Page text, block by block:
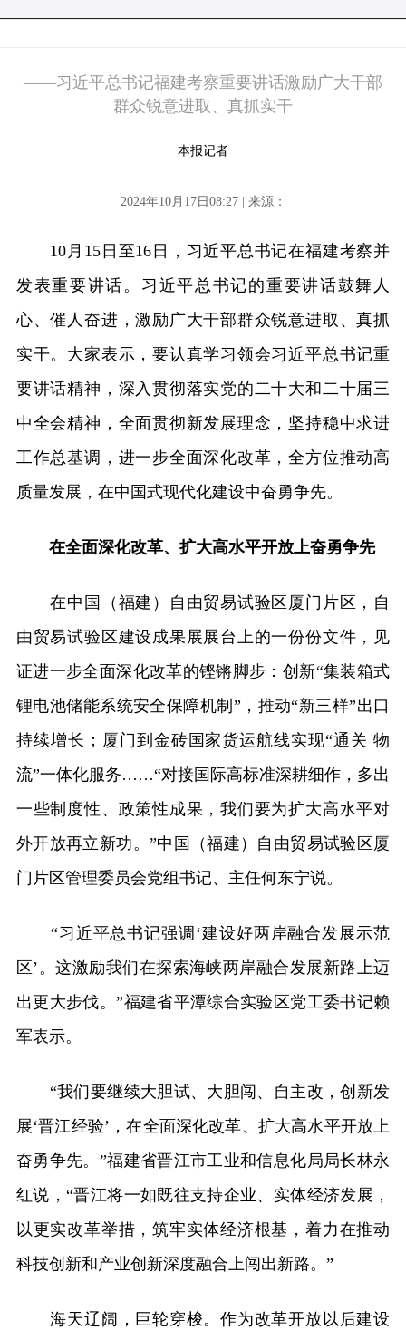
——习近平总书记福建考察重要讲话激励广大干部
群众锐意进取、真抓实干
本报记者
2024年10月17日08:27 | 来源：
10月15日至16日，习近平总书记在福建考察并
发表重要讲话。习近平总书记的重要讲话鼓舞人
心、催人奋进，激励广大干部群众锐意进取、真抓
实干。大家表示，要认真学习领会习近平总书记重
要讲话精神，深入贯彻落实党的二十大和二十届三
中全会精神，全面贯彻新发展理念，坚持稳中求进
工作总基调，进一步全面深化改革，全方位推动高
质量发展，在中国式现代化建设中奋勇争先。
在全面深化改革、扩大高水平开放上奋勇争先
在中国（福建）自由贸易试验区厦门片区，自
由贸易试验区建设成果展展台上的一份份文件，见
证进一步全面深化改革的铿锵脚步：创新“集装箱式
锂电池储能系统安全保障机制”，推动“新三样”出口
持续增长；厦门到金砖国家货运航线实现“通关 物
流”一体化服务……“对接国际高标准深耕细作，多出
一些制度性、政策性成果，我们要为扩大高水平对
外开放再立新功。”中国（福建）自由贸易试验区厦
门片区管理委员会党组书记、主任何东宁说。
“习近平总书记强调‘建设好两岸融合发展示范
区’。这激励我们在探索海峡两岸融合发展新路上迈
出更大步伐。”福建省平潭综合实验区党工委书记赖
军表示。
“我们要继续大胆试、大胆闯、自主改，创新发
展‘晋江经验’，在全面深化改革、扩大高水平开放上
奋勇争先。”福建省晋江市工业和信息化局局长林永
红说，“晋江将一如既往支持企业、实体经济发展，
以更实改革举措，筑牢实体经济根基，着力在推动
科技创新和产业创新深度融合上闯出新路。”
海天辽阔，巨轮穿梭。作为改革开放以后建设